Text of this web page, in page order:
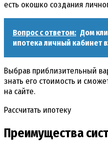
есть окошко создания
Вопрос с ответом: Дом
ипотека личный кабинет
Выбрав приблизительный
знать его стоимость и
на сайте.
Рассчитать ипотеку
Преимущества